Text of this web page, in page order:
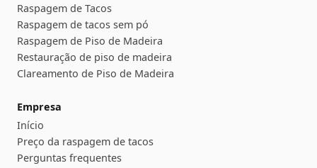
Raspagem de Tacos
Raspagem de tacos sem pó
Raspagem de Piso de Madeira
Restauração de piso de madeira
Clareamento de Piso de Madeira
Empresa
Início
Preço da raspagem de tacos
Perguntas frequentes